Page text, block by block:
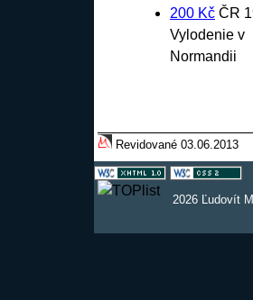
200 KčČR
Vylodenie v
Normandii
Revidované 03.06.2013
2026 Ľudovít